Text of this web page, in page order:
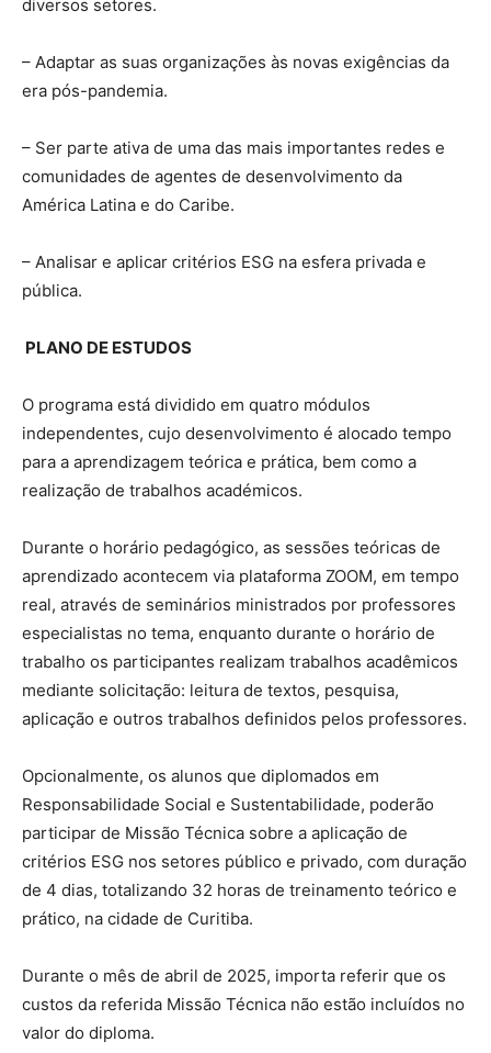
diversos setores.
– Adaptar as suas organizações às novas exigências da
era pós-pandemia.
– Ser parte ativa de uma das mais importantes redes e
comunidades de agentes de desenvolvimento da
América Latina e do Caribe.
– Analisar e aplicar critérios ESG na esfera privada e
pública.
PLANO DE ESTUDOS
O programa está dividido em quatro módulos
independentes, cujo desenvolvimento é alocado tempo
para a aprendizagem teórica e prática, bem como a
realização de trabalhos académicos.
Durante o horário pedagógico, as sessões teóricas de
aprendizado acontecem via plataforma ZOOM, em tempo
real, através de seminários ministrados por professores
especialistas no tema, enquanto durante o horário de
trabalho os participantes realizam trabalhos acadêmicos
mediante solicitação: leitura de textos, pesquisa,
aplicação e outros trabalhos definidos pelos professores.
Opcionalmente, os alunos que diplomados em
Responsabilidade Social e Sustentabilidade, poderão
participar de Missão Técnica sobre a aplicação de
critérios ESG nos setores público e privado, com duração
de 4 dias, totalizando 32 horas de treinamento teórico e
prático, na cidade de Curitiba.
Durante o mês de abril de 2025, importa referir que os
custos da referida Missão Técnica não estão incluídos no
valor do diploma.